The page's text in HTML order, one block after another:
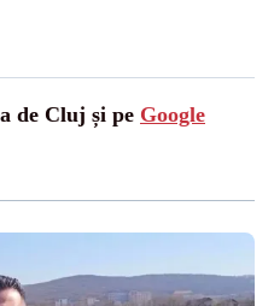
de Cluj și pe Google